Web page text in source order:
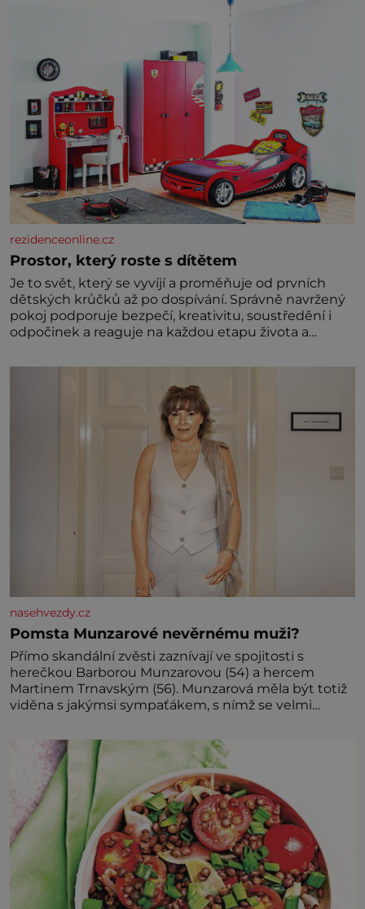
rezidenceonline.cz
Prostor, který roste s dítětem
Je to svět, který se vyvíjí a proměňuje od prvních
dětských krůčků až po dospívání. Správně navržený
pokoj podporuje bezpečí, kreativitu, soustředění i
odpočinek a reaguje na každou etapu života a
jednoduchost, měkkost a bezpečí, proto by pokoj
nasehvezdy.cz
Pomsta Munzarové nevěrnému muži?
Přímo skandální zvěsti zaznívají ve spojitosti s
herečkou Barborou Munzarovou (54) a hercem
Martinem Trnavským (56). Munzarová měla být totiž
viděna s jakýmsi sympaťákem, s nímž se velmi